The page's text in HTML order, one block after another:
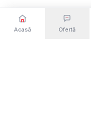
Acasă Ofertă